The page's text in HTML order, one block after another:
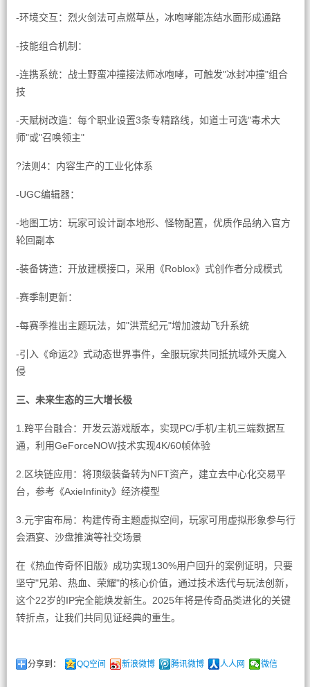
-环境交互：烈火剑法可点燃草丛，冰咆哮能冻结水面形成通路
-技能组合机制：
-连携系统：战士野蛮冲撞接法师冰咆哮，可触发"冰封冲撞"组合
技
-天赋树改造：每个职业设置3条专精路线，如道士可选"毒术大
师"或"召唤领主"
?法则4：内容生产的工业化体系
-UGC编辑器：
-地图工坊：玩家可设计副本地形、怪物配置，优质作品纳入官方
轮回副本
-装备铸造：开放建模接口，采用《Roblox》式创作者分成模式
-赛季制更新：
-每赛季推出主题玩法，如"洪荒纪元"增加渡劫飞升系统
-引入《命运2》式动态世界事件，全服玩家共同抵抗域外天魔入
侵
三、未来生态的三大增长极
1.跨平台融合：开发云游戏版本，实现PC/手机/主机三端数据互
通，利用GeForceNOW技术实现4K/60帧体验
2.区块链应用：将顶级装备转为NFT资产，建立去中心化交易平
台，参考《AxieInfinity》经济模型
3.元宇宙布局：构建传奇主题虚拟空间，玩家可用虚拟形象参与行
会酒宴、沙盘推演等社交场景
在《热血传奇怀旧版》成功实现130%用户回升的案例证明，只要
坚守"兄弟、热血、荣耀"的核心价值，通过技术迭代与玩法创新，
这个22岁的IP完全能焕发新生。2025年将是传奇品类进化的关键
转折点，让我们共同见证经典的重生。
分享到： QQ空间 新浪微博 腾讯微博 人人网 微信